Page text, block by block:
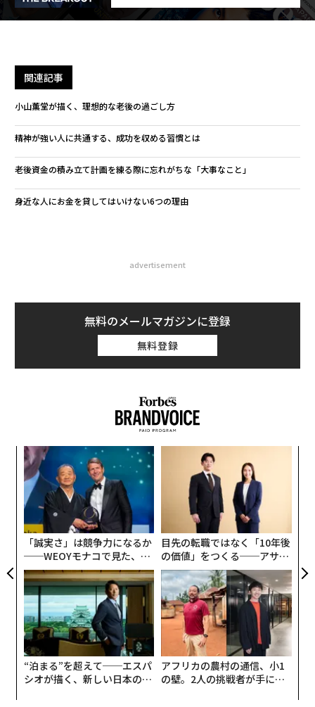
関連記事
小山薫堂が描く、理想的な老後の過ごし方
精神が強い人に共通する、成功を収める習慣とは
老後資金の積み立て計画を練る際に忘れがちな「大事なこと」
身近な人にお金を貸してはいけない6つの理由
advertisement
無料のメールマガジンに登録
無料登録
「誠実さ」は競争力になるか
──WEOYモナコで見た、く
ら寿司の経営哲学
目先の転職ではなく「10年後
の価値」をつくる──アサイ
ンの長期伴走型支援とは
“泊まる”を超えて──エスパ
シオが描く、新しい日本のラ
アフリカの農村の通信、小1
の壁。2人の挑戦者が手にし